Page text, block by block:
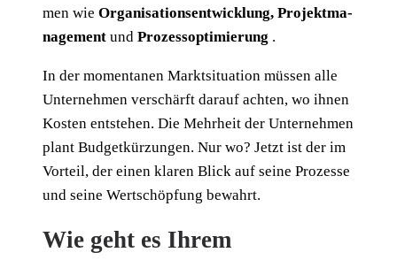
men wie Orga­ni­sa­ti­ons­ent­wick­lung, Pro­jekt­ma­
nage­ment und Pro­zess­op­ti­mie­rung .
In der momen­ta­nen Markt­si­tua­ti­on müs­sen alle
Unter­neh­men ver­schärft dar­auf ach­ten, wo ihnen
Kos­ten ent­ste­hen. Die Mehr­heit der Unter­neh­men
plant Bud­get­kür­zun­gen. Nur wo? Jetzt ist der im
Vor­teil, der einen kla­ren Blick auf sei­ne Pro­zes­se
und sei­ne Wert­schöp­fung bewahrt.
Wie geht es Ihrem